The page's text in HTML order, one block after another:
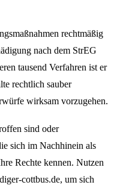
rechtmäßig
nach dem StrEG
tausend Verfahren ist er
rechtlich sauber
wirksam vorzugehen.
sind oder
sich im Nachhinein als
Rechte kennen. Nutzen
cottbus.de, um sich